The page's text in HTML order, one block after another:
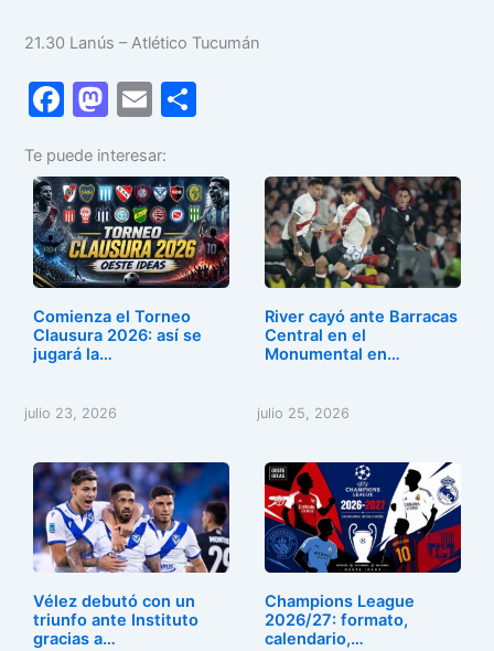
21.30 Lanús – Atlético Tucumán
F
c
e
b
o
o
k
M
st
o
d
o
n
E
ai
l
m
p
ar
tir
Te puede interesar:
Comienza el Torneo
Clausura 2026: así se
jugará la…
julio 23, 2026
River cayó ante Barracas
Central en el
Monumental en…
julio 25, 2026
Vélez debutó con un
triunfo ante Instituto
gracias a…
Champions League
2026/27: formato,
calendario,…